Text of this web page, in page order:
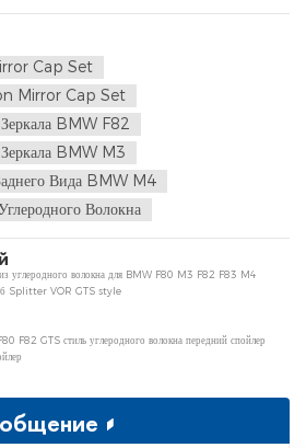
Cap Set
Mirror Cap Set
BMW F82
BMW M3
Вида BMW M4
Волокна
из углеродного волокна для BMW F80 M3 F82 F83 M4
Splitter VOR GTS style
F82 GTS стиль углеродного волокна передний спойлер